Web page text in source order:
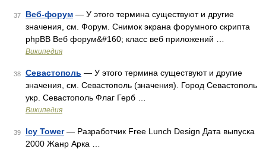
37 Веб-форум — У этого термина существуют и другие
значения, см. Форум. Снимок экрана форумного скрипта
phpBB Веб форум&#160; класс веб приложений …
Википедия
38 Севастополь — У этого термина существуют и другие
значения, см. Севастополь (значения). Город Севастополь
укр. Севастополь Флаг Герб …
Википедия
39 Icy Tower— Разработчик Free Lunch Design Дата выпуска
2000 Жанр Арка …